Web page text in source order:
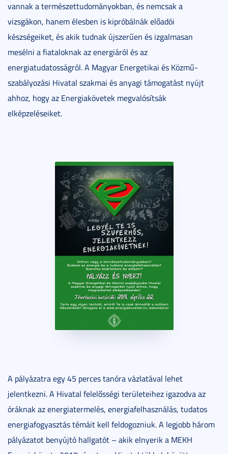
vannak a természettudományokban, és nemcsak a
vizsgákon, hanem élesben is kipróbálnák előadói
készségeiket, és akik tudnak újszerűen és izgalmasan
mesélni a fiataloknak az energiáról és az
energiatudatosságról. A Magyar Energetikai és Közmű-
szabályozási Hivatal szakmai és anyagi támogatást nyújt
ahhoz, hogy az Energiakövetek megvalósítsák
elképzeléseiket.
A pályázatra egy 45 perces tanóra vázlatával lehet
jelentkezni. A Hivatal felelősségi területeihez igazodva az
óráknak az energiatermelés, energiafelhasználás, tudatos
energiafogyasztás témáit kell feldogozniuk. A legjobb három
pályázatot benyújtó hallgatót – akik elnyerik a MEKH